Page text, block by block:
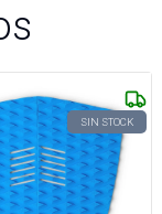
SIN STOCK